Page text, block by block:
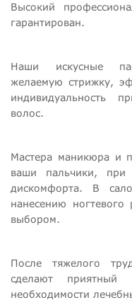
Высокий
гарантирован.
Наши искусные
желаемую стрижку,
индивидуальность
волос.
Мастера маникюра и
ваши пальчики,
дискомфорта. В
нанесению ногтевого
выбором.
После тяжелого
сделают
необходимости